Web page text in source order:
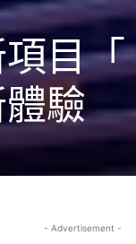
目
驗
- Advertisement -